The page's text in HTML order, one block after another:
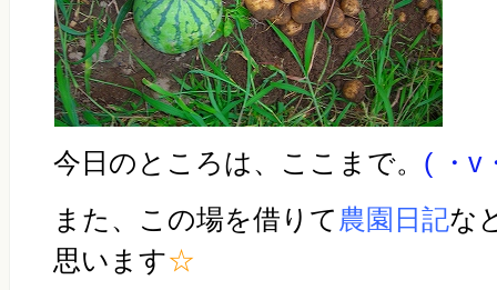
今日のところは、ここまで。 ( ・v
また、この場を借りて 農園日記な
思います☆